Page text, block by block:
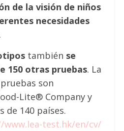
de la visión de niños
necesidades
.
también se
150 otras pruebas. La
son
Lite® Company y
de 140 países.
test.hk/en/cv/